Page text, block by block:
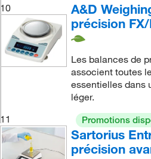
10
A&D
précision
Les balances de
associent toutes
essentielles dans
léger.
11
Promotions
Sartorius
précision